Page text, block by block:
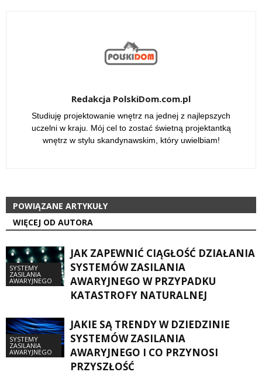
Redakcja PolskiDom.com.pl
Studiuję projektowanie wnętrz na jednej z najlepszych
uczelni w kraju. Mój cel to zostać świetną projektantką
wnętrz w stylu skandynawskim, który uwielbiam!
POWIĄZANE ARTYKUŁY
WIĘCEJ OD AUTORA
SYSTEMY
ZASILANIA
AWARYJNEGO
JAK ZAPEWNIĆ CIĄGŁOŚĆ DZIAŁANIA
SYSTEMÓW ZASILANIA
AWARYJNEGO W PRZYPADKU
KATASTROFY NATURALNEJ
SYSTEMY
ZASILANIA
AWARYJNEGO
JAKIE SĄ TRENDY W DZIEDZINIE
SYSTEMÓW ZASILANIA
AWARYJNEGO I CO PRZYNOSI
PRZYSZŁOŚĆ